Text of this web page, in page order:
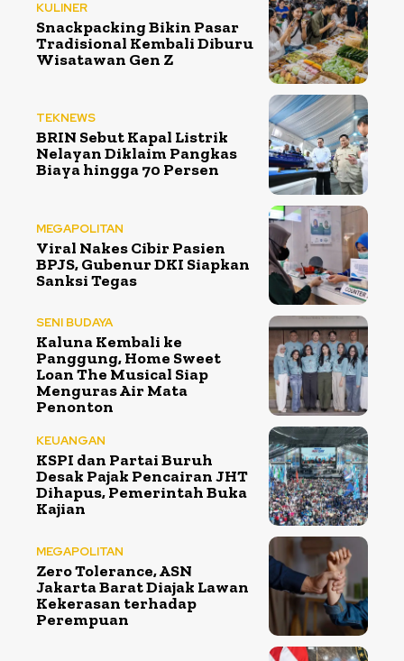
KULINER
Snackpacking Bikin Pasar
Tradisional Kembali Diburu
Wisatawan Gen Z
TEKNEWS
BRIN Sebut Kapal Listrik
Nelayan Diklaim Pangkas
Biaya hingga 70 Persen
MEGAPOLITAN
Viral Nakes Cibir Pasien
BPJS, Gubenur DKI Siapkan
Sanksi Tegas
SENI BUDAYA
Kaluna Kembali ke
Panggung, Home Sweet
Loan The Musical Siap
Menguras Air Mata
Penonton
KEUANGAN
KSPI dan Partai Buruh
Desak Pajak Pencairan JHT
Dihapus, Pemerintah Buka
Kajian
MEGAPOLITAN
Zero Tolerance, ASN
Jakarta Barat Diajak Lawan
Kekerasan terhadap
Perempuan